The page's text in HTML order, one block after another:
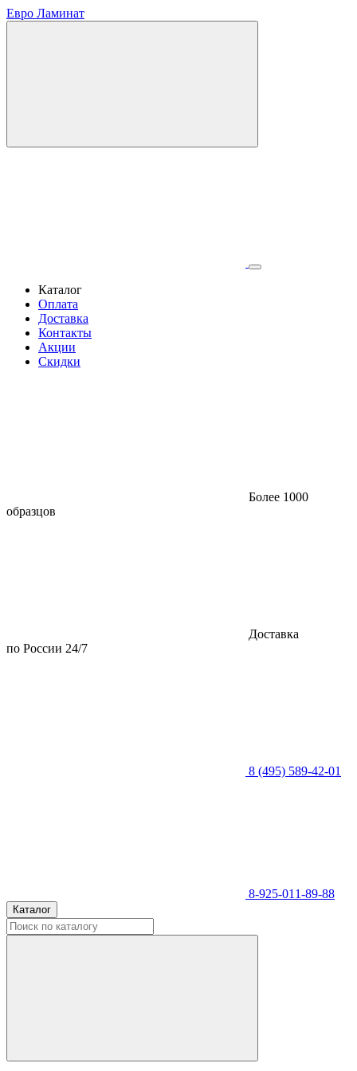
Евро Ламинат
Каталог
Оплата
Доставка
Контакты
Акции
Скидки
Более 1000
образцов
Доставка
по России 24/7
8 (495) 589-42-01
8-925-011-89-88
Каталог